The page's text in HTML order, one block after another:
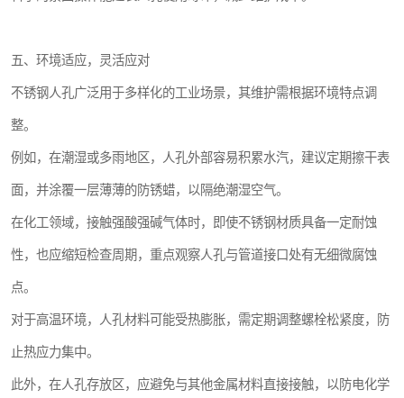
五、环境适应，灵活应对
不锈钢人孔广泛用于多样化的工业场景，其维护需根据环境特点调
整。
例如，在潮湿或多雨地区，人孔外部容易积累水汽，建议定期擦干表
面，并涂覆一层薄薄的防锈蜡，以隔绝潮湿空气。
在化工领域，接触强酸强碱气体时，即使不锈钢材质具备一定耐蚀
性，也应缩短检查周期，重点观察人孔与管道接口处有无细微腐蚀
点。
对于高温环境，人孔材料可能受热膨胀，需定期调整螺栓松紧度，防
止热应力集中。
此外，在人孔存放区，应避免与其他金属材料直接接触，以防电化学